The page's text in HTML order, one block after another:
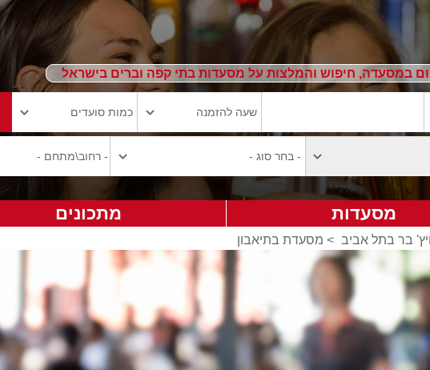
במסעדה, חיפוש והמלצות על מסעדות בתי קפה וברים בישראל
מסעדות מתכונים
בר בתל אביב > מסעדת בתיאבון